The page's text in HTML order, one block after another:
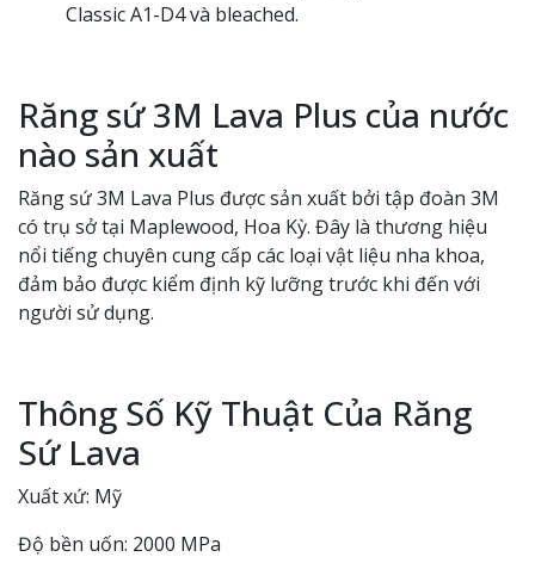
Classic A1-D4 và bleached.
Răng sứ 3M Lava Plus của nước
nào sản xuất
Răng sứ 3M Lava Plus được sản xuất bởi tập đoàn 3M
có trụ sở tại Maplewood, Hoa Kỳ. Đây là thương hiệu
nổi tiếng chuyên cung cấp các loại vật liệu nha khoa,
đảm bảo được kiểm định kỹ lưỡng trước khi đến với
người sử dụng.
Thông Số Kỹ Thuật Của Răng
Sứ Lava
Xuất xứ: Mỹ
Độ bền uốn: 2000 MPa